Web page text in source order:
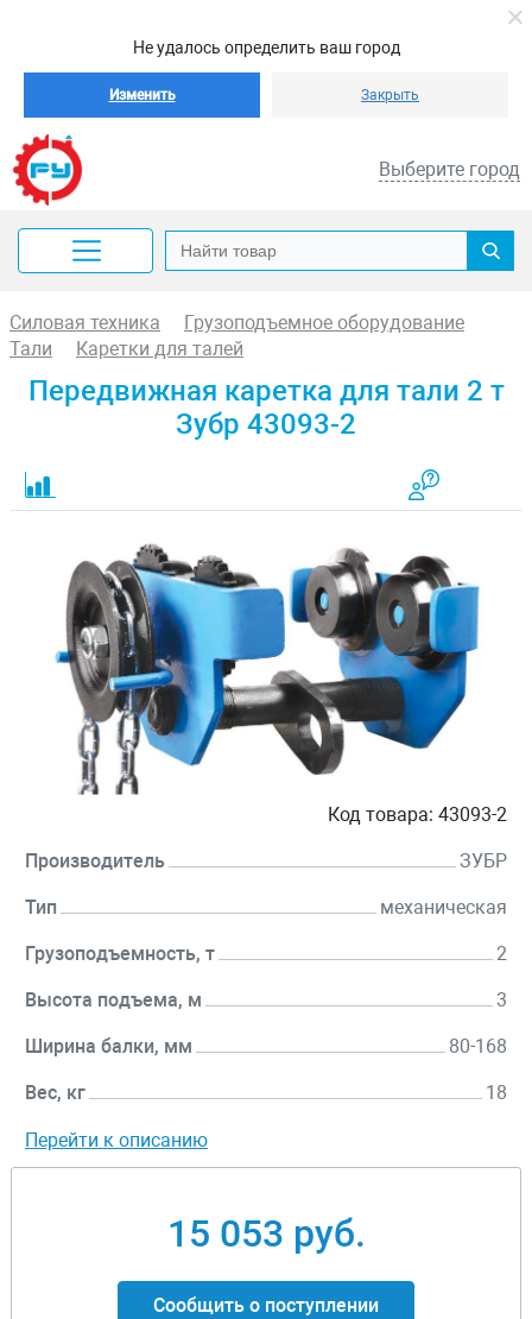
Не удалось определить ваш город
Изменить Закрыть
Выберите город
Силовая техника
Грузоподъемное оборудование
Тали
Каретки для талей
Передвижная каретка для тали 2 т
Зубр 43093-2
Код товара: 43093-2
Производитель ЗУБР
Тип механическая
Грузоподъемность, т 2
Высота подъема, м 3
Ширина балки, мм 80-168
Вес, кг 18
Перейти к описанию
15 053 руб.
Сообщить о поступлении